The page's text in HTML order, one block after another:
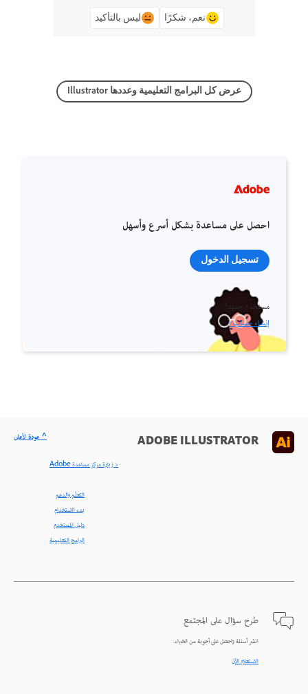
نعم، شكرًا ليس بالتأكيد
عرض كل البرامج التعليمية وعددها Illustrator
احصل على مساعدة بشكل أسرع وأسهل
تسجيل الدخول
مستخدم جديد؟
إنشاء حساب ›
ADOBE ILLUSTRATOR
< زيارة مركز مساعدة Adobe
التعلّم والدعم
بدء الاستخدام
دليل المستخدم
البرامج التعليمية
طرح سؤال على المجتمع
انشر أسئلة واحصل على أجوبة من الخبراء.
الاستعلام الآن
^ عودة لأعلى